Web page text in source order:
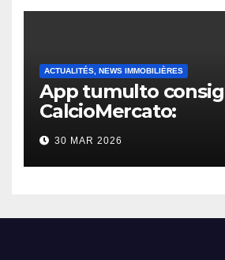
ACTUALITÉS, NEWS IMMOBILIÈRES
App tumulto
CalcioMercato:
considerazione di
2026
30 MAR 2026